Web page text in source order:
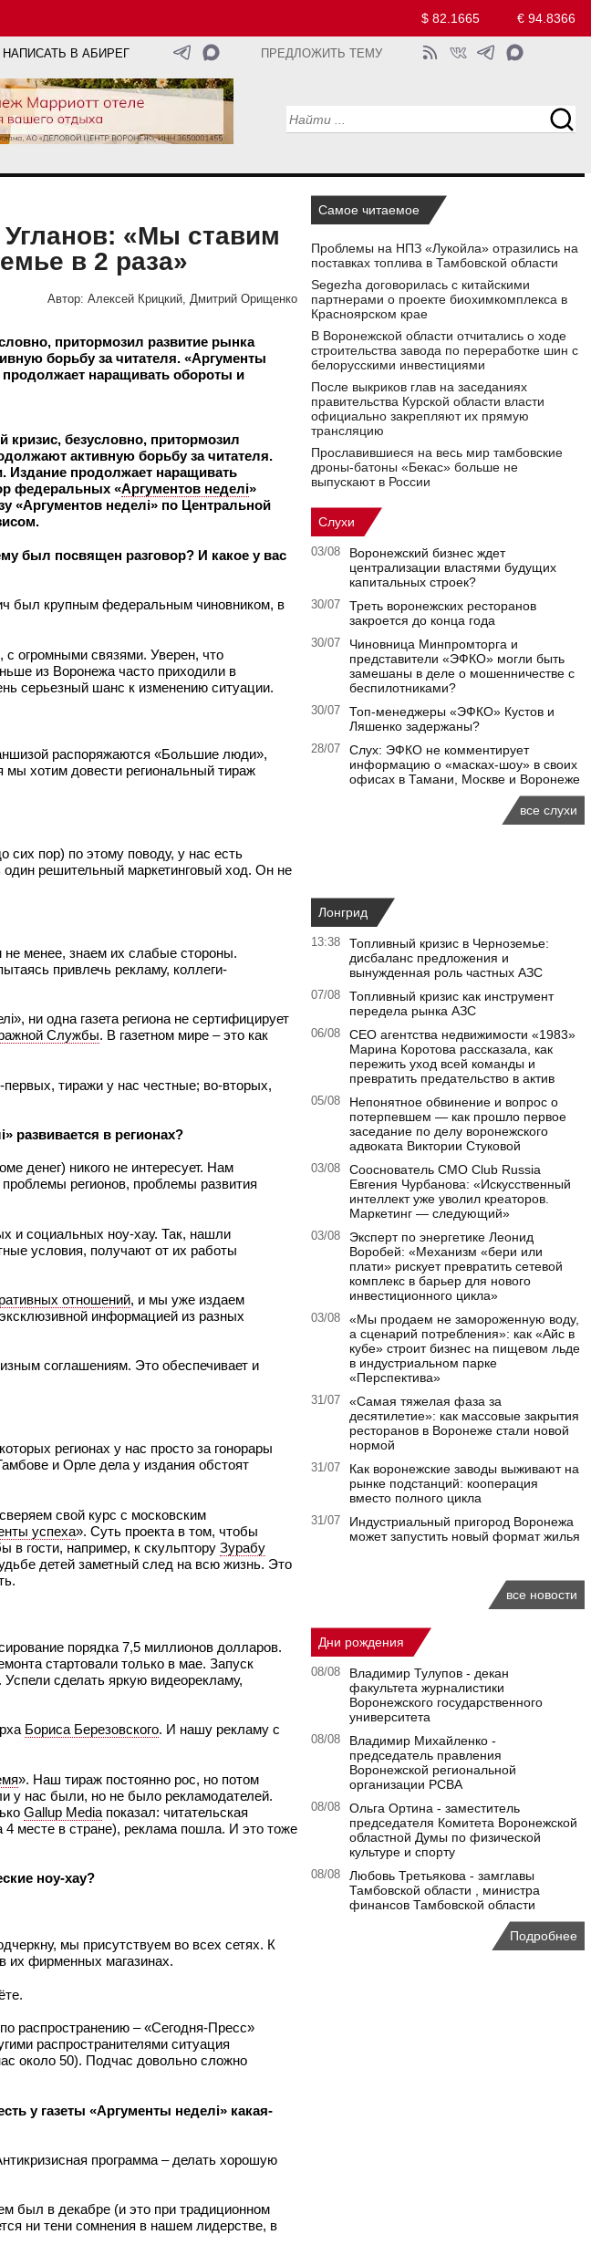
$ 82.1665 € 94.8366
НАПИСАТЬ В АБИРЕГ ПРЕДЛОЖИТЬ ТЕМУ
«Мы ставим
в 2 раза»
Автор: Алексей Крицкий, Дмитрий Орищенко
притормозил развитие рынка
борьбу за читателя. «Аргументы
продолжает наращивать обороты и
кризис, безусловно, притормозил
активную борьбу за читателя.
Издание продолжает наращивать
федеральных «Аргументов неделi»
«Аргументов неделi» по Центральной
был посвящен разговор? И какое у вас
был крупным федеральным чиновником, в
с огромными связями. Уверен, что
из Воронежа часто приходили в
серьезный шанс к изменению ситуации.
распоряжаются «Большие люди»,
хотим довести региональный тираж
сих пор) по этому поводу, у нас есть
решительный маркетинговый ход. Он не
менее, знаем их слабые стороны.
привлечь рекламу, коллеги-
ни одна газета региона не сертифицирует
Службы. В газетном мире – это как
тиражи у нас честные; во-вторых,
развивается в регионах?
денег) никого не интересует. Нам
регионов, проблемы развития
и социальных ноу-хау. Так, нашли
условия, получают от их работы
отношений, и мы уже издаем
информацией из разных
соглашениям. Это обеспечивает и
регионах у нас просто за гонорары
и Орле дела у издания обстоят
свой курс с московским
успеха». Суть проекта в том, чтобы
в гости, например, к скульптору Зурабу
детей заметный след на всю жизнь. Это
порядка 7,5 миллионов долларов.
стартовали только в мае. Запуск
сделать яркую видеорекламу,
Бориса Березовского. И нашу рекламу с
». Наш тираж постоянно рос, но потом
у нас были, но не было рекламодателей.
Gallup Media показал: читательская
месте в стране), реклама пошла. И это тоже
ноу-хау?
мы присутствуем во всех сетях. К
их фирменных магазинах.
распространению – «Сегодня-Пресс»
распространителями ситуация
около 50). Подчас довольно сложно
у газеты «Аргументы неделi» какая-
программа – делать хорошую
был в декабре (и это при традиционном
ни тени сомнения в нашем лидерстве, в
Самое читаемое
Проблемы на НПЗ «Лукойла» отразились на
поставках топлива в Тамбовской области
Segezha договорилась с китайскими
партнерами о проекте биохимкомплекса в
Красноярском крае
В Воронежской области отчитались о ходе
строительства завода по переработке шин с
белорусскими инвестициями
После выкриков глав на заседаниях
правительства Курской области власти
официально закрепляют их прямую
трансляцию
Прославившиеся на весь мир тамбовские
дроны-батоны «Бекас» больше не
выпускают в России
Слухи
03/08
Воронежский бизнес ждет
централизации властями будущих
капитальных строек?
30/07
Треть воронежских ресторанов
закроется до конца года
30/07
Чиновница Минпромторга и
представители «ЭФКО» могли быть
замешаны в деле о мошенничестве с
беспилотниками?
30/07
Топ-менеджеры «ЭФКО» Кустов и
Ляшенко задержаны?
28/07
Слух: ЭФКО не комментирует
информацию о «масках-шоу» в своих
офисах в Тамани, Москве и Воронеже
все слухи
Лонгрид
13:38
Топливный кризис в Черноземье:
дисбаланс предложения и
вынужденная роль частных АЗС
07/08
Топливный кризис как инструмент
передела рынка АЗС
06/08
CEO агентства недвижимости «1983»
Марина Коротова рассказала, как
пережить уход всей команды и
превратить предательство в актив
05/08
Непонятное обвинение и вопрос о
потерпевшем — как прошло первое
заседание по делу воронежского
адвоката Виктории Стуковой
03/08
Сооснователь CMO Club Russia
Евгения Чурбанова: «Искусственный
интеллект уже уволил креаторов.
Маркетинг — следующий»
03/08
Эксперт по энергетике Леонид
Воробей: «Механизм «бери или
плати» рискует превратить сетевой
комплекс в барьер для нового
инвестиционного цикла»
03/08
«Мы продаем не замороженную воду,
а сценарий потребления»: как «Айс в
кубе» строит бизнес на пищевом льде
в индустриальном парке
«Перспектива»
31/07
«Самая тяжелая фаза за
десятилетие»: как массовые закрытия
ресторанов в Воронеже стали новой
нормой
31/07
Как воронежские заводы выживают на
рынке подстанций: кооперация
вместо полного цикла
31/07
Индустриальный пригород Воронежа
может запустить новый формат жилья
все новости
Дни рождения
08/08
Владимир Тулупов - декан
факультета журналистики
Воронежского государственного
университета
08/08
Владимир Михайленко -
председатель правления
Воронежской региональной
организации РСВА
08/08
Ольга Ортина - заместитель
председателя Комитета Воронежской
областной Думы по физической
культуре и спорту
08/08
Любовь Третьякова - замглавы
Тамбовской области , министра
финансов Тамбовской области
Подробнее